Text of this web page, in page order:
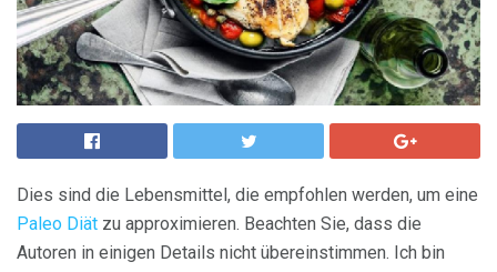
Dies sind die Lebensmittel, die empfohlen werden, um eine
Paleo Diät zu approximieren. Beachten Sie, dass die
Autoren in einigen Details nicht übereinstimmen. Ich bin